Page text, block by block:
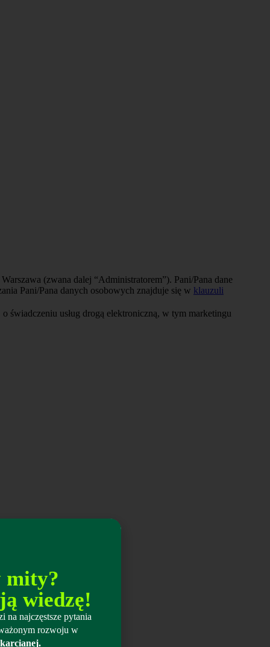
(zwana dalej “Administratorem”). Pani/Pana dane
Pani/Pana danych osobowych znajduje się w klauzuli
usług drogą elektroniczną, w tym marketingu
mity?
wiedzę!
na najczęstsze pytania
rozwoju w